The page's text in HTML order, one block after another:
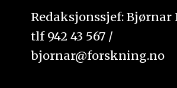
Redaksjonssjef: Bjørnar
tlf 942 43 567 /
bjornar@forskning.no